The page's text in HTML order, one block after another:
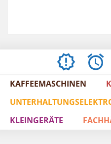
AKTUELLES
KAFFEEMASCHINEN
KLEINGERÄTE